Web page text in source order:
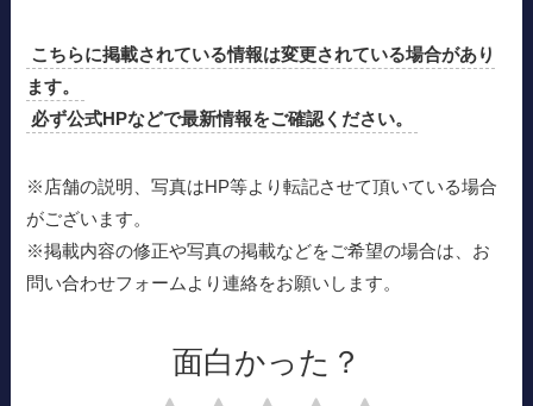
こちらに掲載されている情報は変更されている場合があり
ます。
必ず公式HPなどで最新情報をご確認ください。
※店舗の説明、写真はHP等より転記させて頂いている場合
がございます。
※掲載内容の修正や写真の掲載などをご希望の場合は、お
問い合わせフォームより連絡をお願いします。
面白かった？